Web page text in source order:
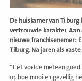
De huiskamer van
vertrouwde karakter.
nieuwe franchisenemer:
Tilburg. Na jaren als
“Het voelde meteen
op hoe mooi en gezellig